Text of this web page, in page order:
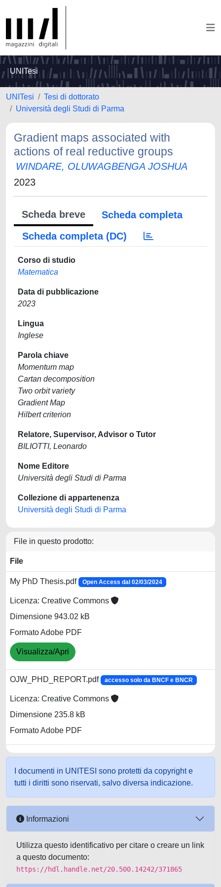
UNITesi
UNITesi
Tesi di dottorato
Università degli Studi di Parma
Gradient maps associated with
actions of real reductive groups
WINDARE, OLUWAGBENGA JOSHUA
2023
Scheda breve
Scheda completa
Scheda completa (DC)
Corso di studio
Matematica
Data di pubblicazione
2023
Lingua
Inglese
Parola chiave
Momentum map
Cartan decomposition
Two orbit variety
Gradient Map
Hilbert criterion
Relatore, Supervisor, Advisor o Tutor
BILIOTTI, Leonardo
Nome Editore
Università degli Studi di Parma
Collezione di appartenenza
Università degli Studi di Parma
File in questo prodotto:
File
My PhD Thesis.pdf Open Access dal 02/03/2024
Licenza: Creative Commons
Dimensione 943.02 kB
Formato Adobe PDF
Visualizza/Apri
OJW_PHD_REPORT.pdf accesso solo da BNCF e BNCR
Licenza: Creative Commons
Dimensione 235.8 kB
Formato Adobe PDF
I documenti in UNITESI sono protetti da copyright e
tutti i diritti sono riservati, salvo diversa indicazione.
Informazioni
Utilizza questo identificativo per citare o creare un link
a questo documento:
https://hdl.handle.net/20.500.14242/371865